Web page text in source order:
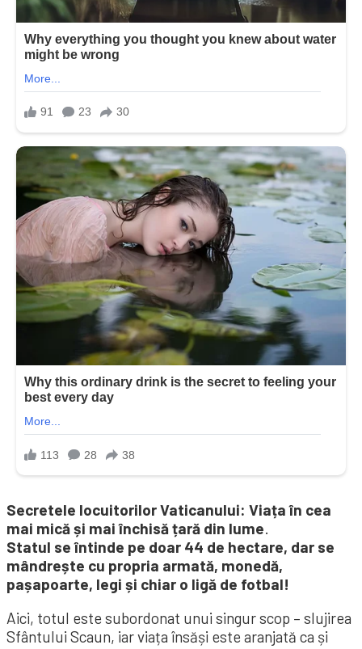
Secretele locuitorilor Vaticanului: Viața în cea
mai mică și mai închisă țară din lume.
Statul se întinde pe doar 44 de hectare, dar se
mândrește cu propria armată, monedă,
pașapoarte, legi și chiar o ligă de fotbal!
Aici, totul este subordonat unui singur scop – slujirea
Sfântului Scaun, iar viața însăși este aranjată ca și